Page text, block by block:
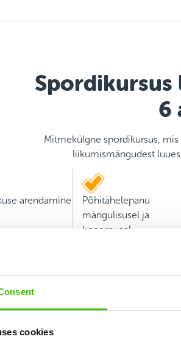
cookies
Spordikursus
6
Mitmekülgne spordikursus,
liikumismängudest
arendamine
Põhitähelepanu
mängulisusel ja
kogemusel